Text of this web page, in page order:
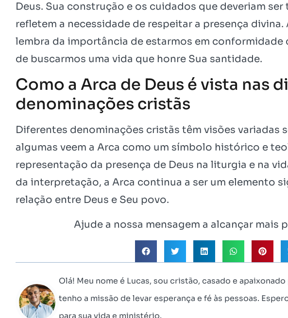
Deus. Sua construção e os cuidados que deveriam
refletem a necessidade de respeitar a presença
lembra da importância de estarmos em conformidade
de buscarmos uma vida que honre Sua santidade.
Como a Arca de Deus é vista nas
denominações cristãs
Diferentes denominações cristãs têm visões variadas
algumas veem a Arca como um símbolo histórico e
representação da presença de Deus na liturgia e na
da interpretação, a Arca continua a ser um elemento
relação entre Deus e Seu povo.
Ajude a nossa mensagem a alcançar mais
Olá! Meu nome é Lucas, sou cristão, casado e
tenho a missão de levar esperança e fé às pessoas.
para sua vida e ministério.